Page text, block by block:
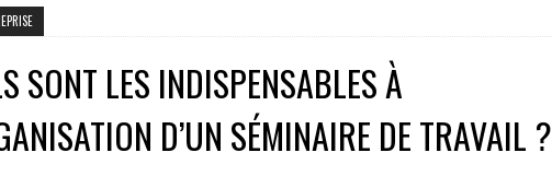
SONT LES INDISPENSABLES À
D’UN SÉMINAIRE DE TRAVAIL ?